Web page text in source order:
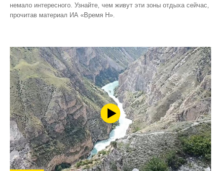
немало интересного. Узнайте, чем живут эти зоны отдыха сейчас,
прочитав материал ИА «Время Н».